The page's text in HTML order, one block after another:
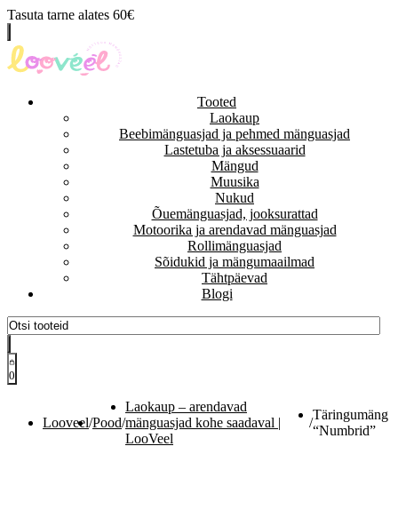
Tasuta tarne alates 60€
Tooted
Laokaup
Beebimänguasjad ja pehmed mänguasjad
Lastetuba ja aksessuaarid
Mängud
Muusika
Nukud
Õuemänguasjad, jooksurattad
Motoorika ja arendavad mänguasjad
Rollimänguasjad
Sõidukid ja mängumaailmad
Tähtpäevad
Blogi
0
Looveel/Pood/
Laokaup – arendavad
mänguasjad kohe saadaval |
LooVeel
/
Täringumäng
“Numbrid”